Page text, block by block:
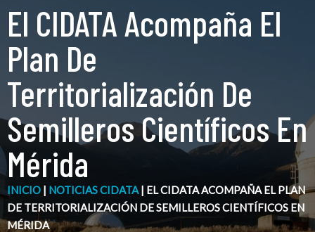
El CIDATA Acompaña El
Plan De
Territorialización De
Semilleros Científicos En
Mérida
INICIO | NOTICIAS CIDATA | EL CIDATA ACOMPAÑA EL PLAN
DE TERRITORIALIZACIÓN DE SEMILLEROS CIENTÍFICOS EN
MÉRIDA